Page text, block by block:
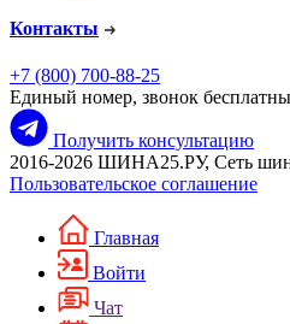
Контакты
+7 (800) 700-88-25
Единый номер, звонок
Получить консультацию
2016-2026 ШИНА25.РУ, Сеть
Пользовательское соглашение
Главная
Войти
Чат